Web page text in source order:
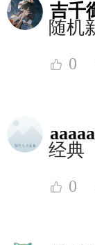
吉千
随机
0
经典
0